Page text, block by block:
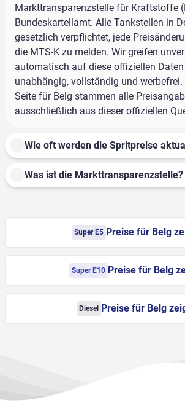
Markttransparenzstelle für Kraftstoffe
Bundeskartellamt. Alle Tankstellen in
gesetzlich verpflichtet, jede
die MTS-K zu melden. Wir greifen
automatisch auf diese offiziellen
unabhängig, vollständig und
Seite für Belg stammen alle
ausschließlich aus dieser offiziellen
Wie oft werden die Spritpreise
Was ist die Markttransparenzstelle?
Super E5 Preise für Belg
Super E10 Preise für Belg
Diesel Preise für Belg